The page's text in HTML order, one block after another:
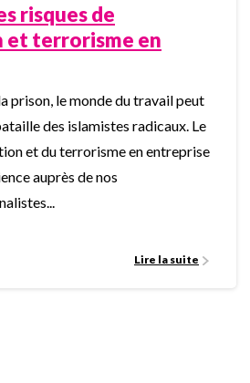
risques de
et terrorisme en
prison, le monde du travail peut
des islamistes radicaux. Le
et du terrorisme en entreprise
auprès de nos
Lire la suite